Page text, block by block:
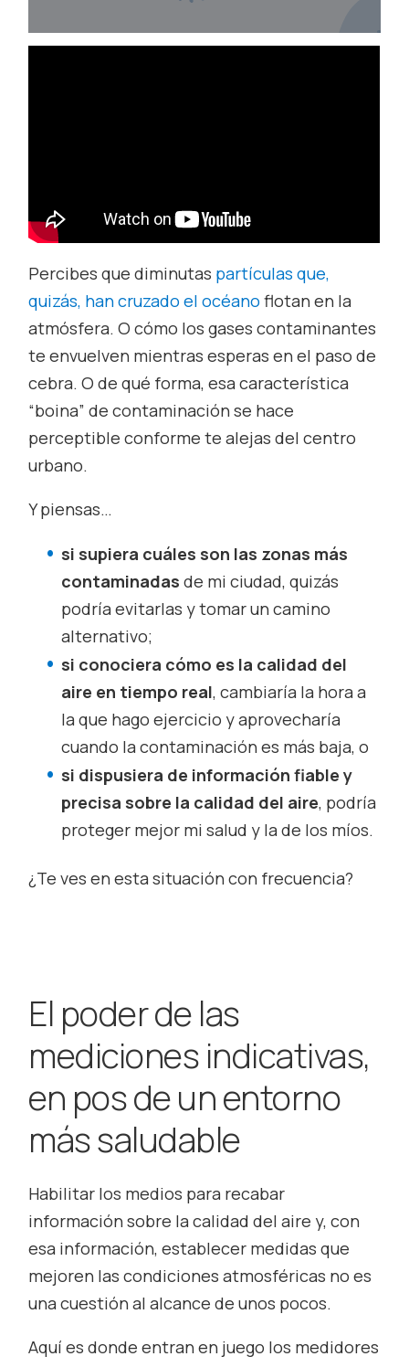
Percibes que diminutas partículas que,
quizás, han cruzado el océano flotan en la
atmósfera. O cómo los gases contaminantes
te envuelven mientras esperas en el paso de
cebra. O de qué forma, esa característica
“boina” de contaminación se hace
perceptible conforme te alejas del centro
urbano.
Y piensas…
si supiera cuáles son las zonas más
contaminadas de mi ciudad, quizás
podría evitarlas y tomar un camino
alternativo;
si conociera cómo es la calidad del
aire en tiempo real, cambiaría la hora a
la que hago ejercicio y aprovecharía
cuando la contaminación es más baja, o
si dispusiera de información fiable y
precisa sobre la calidad del aire, podría
proteger mejor mi salud y la de los míos.
¿Te ves en esta situación con frecuencia?
El poder de las
mediciones indicativas,
en pos de un entorno
más saludable
Habilitar los medios para recabar
información sobre la calidad del aire y, con
esa información, establecer medidas que
mejoren las condiciones atmosféricas no es
una cuestión al alcance de unos pocos.
Aquí es donde entran en juego los medidores